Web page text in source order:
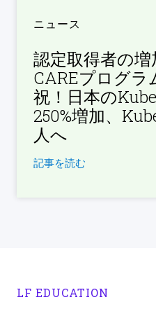
ニュース
認定取得者の
CAREプログ
祝！日本の
250%増加、
人へ
記事を読む
LF EDUCATION